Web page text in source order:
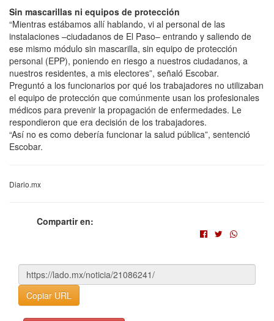
Sin mascarillas ni equipos de protección
“Mientras estábamos allí hablando, vi al personal de las
instalaciones –ciudadanos de El Paso– entrando y saliendo de
ese mismo módulo sin mascarilla, sin equipo de protección
personal (EPP), poniendo en riesgo a nuestros ciudadanos, a
nuestros residentes, a mis electores”, señaló Escobar.
Preguntó a los funcionarios por qué los trabajadores no utilizaban
el equipo de protección que comúnmente usan los profesionales
médicos para prevenir la propagación de enfermedades. Le
respondieron que era decisión de los trabajadores.
“Así no es como debería funcionar la salud pública”, sentenció
Escobar.
Diario.mx
Compartir en:
Copiar URL